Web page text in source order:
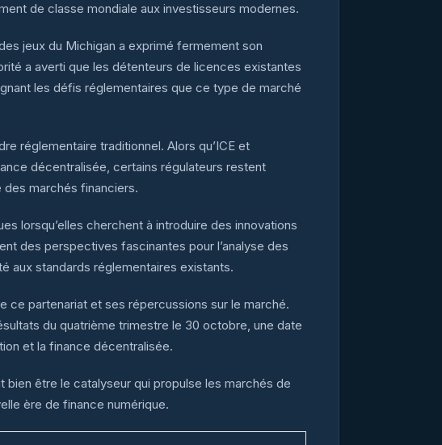
de classe mondiale aux investisseurs modernes.
jeux du Michigan a exprimé fermement son
a averti que les détenteurs de licences existantes
les défis réglementaires que ce type de marché
réglementaire traditionnel. Alors qu’ICE et
décentralisée, certains régulateurs restent
marchés financiers.
lorsqu’elles cherchent à introduire des innovations
des perspectives fascinantes pour l’analyse des
aux standards réglementaires existants.
ce partenariat et ses répercussions sur le marché.
du quatrième trimestre le 30 octobre, une date
et la finance décentralisée.
bien être le catalyseur qui propulse les marchés de
ère de finance numérique.